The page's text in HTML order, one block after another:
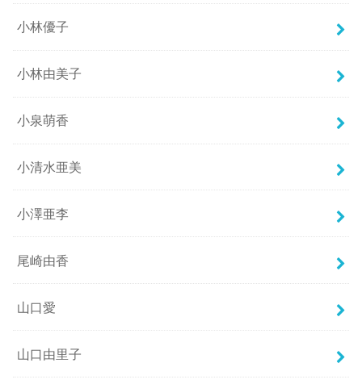
小林優子
小林由美子
小泉萌香
小清水亜美
小澤亜李
尾崎由香
山口愛
山口由里子